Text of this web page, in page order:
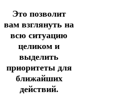
Это позволит
вам взглянуть на
всю ситуацию
целиком и
выделить
приоритеты для
ближайших
действий.